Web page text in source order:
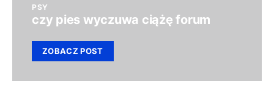
PSY
czy pies wyczuwa ciążę forum
ZOBACZ POST